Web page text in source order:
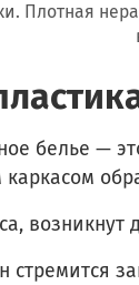
Плотная
белье
стремится